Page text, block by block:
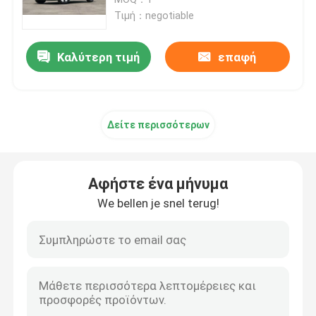
Ηλεκτρικό αυτοκίνητο SUV
Νέα ενεργειακά οχήματα BYD
Τιμή：negotiable
Καλύτερη τιμή επαφή
Δείτε περισσότερων
Αφήστε ένα μήνυμα
We bellen je snel terug!